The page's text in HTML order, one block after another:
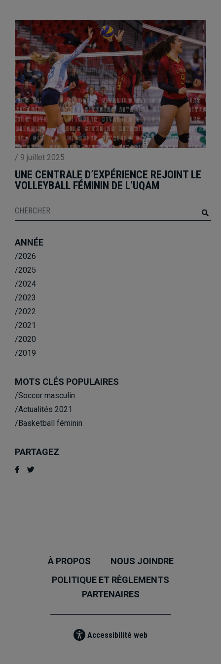
/ 9 juillet 2025
UNE CENTRALE D’EXPÉRIENCE REJOINT LE
VOLLEYBALL FÉMININ DE L’UQAM
ANNÉE
/2026
/2025
/2024
/2023
/2022
/2021
/2020
/2019
MOTS CLÉS POPULAIRES
/Soccer masculin
/Actualités 2021
/Basketball féminin
PARTAGEZ
À PROPOS
NOUS JOINDRE
POLITIQUE ET RÈGLEMENTS
PARTENAIRES
Accessibilité web